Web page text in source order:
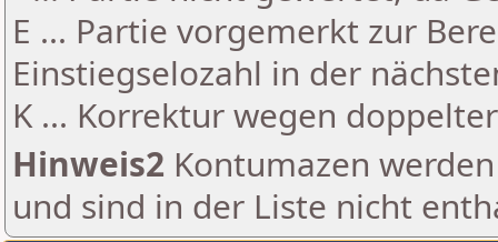
E ... Partie vorgemerkt zur
Einstiegselozahl in der
K ... Korrektur wegen
Hinweis2 Kontumazen
und sind in der Liste nicht